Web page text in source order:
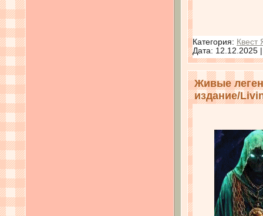
Категория: Квест
Дата: 12.12.2025
Живые
издание/